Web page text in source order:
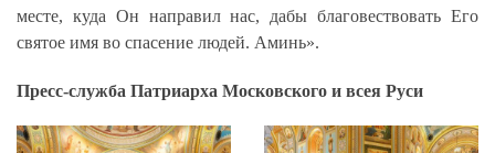
месте, куда Он направил нас, дабы благовествовать Его
святое имя во спасение людей. Аминь».
Пресс-служба Патриарха Московского и всея Руси